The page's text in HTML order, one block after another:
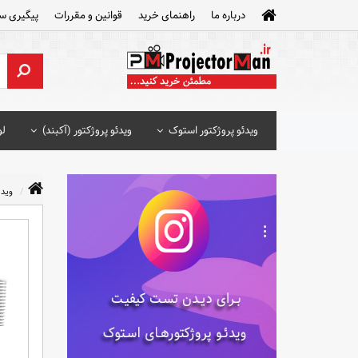
درباره ما راهنمای خرید قوانین و مقررات پیگیری
ویدئو پروژکتور استوک ویدئو پروژکتور (آکبند)